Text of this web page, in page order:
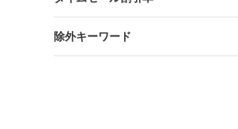
除外キーワード